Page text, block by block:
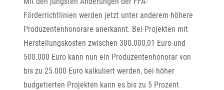
Förderrichtlinien werden jetzt unter anderem höhere
Produzentenhonorare anerkannt. Bei Projekten mit
Herstellungskosten zwischen 300.000,01 Euro und
500.000 Euro kann nun ein Produzentenhonorar von
bis zu 25.000 Euro kalkuliert werden, bei höher
budgetierten Projekten kann es bis zu 5 Prozent